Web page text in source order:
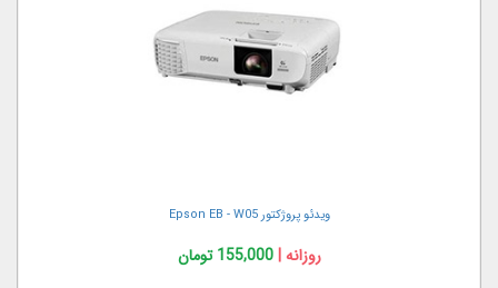
ویدئو پروژکتور Epson EB - W05
روزانه |155,000 تومان